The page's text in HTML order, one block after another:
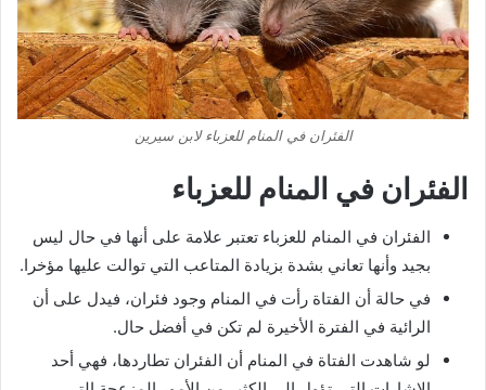
الفئران في المنام للعزباء لابن سيرين
الفئران في المنام للعزباء
الفئران في المنام للعزباء تعتبر علامة على أنها في حال ليس
بجيد وأنها تعاني بشدة بزيادة المتاعب التي توالت عليها مؤخرا.
في حالة أن الفتاة رأت في المنام وجود فئران، فيدل على أن
الرائية في الفترة الأخيرة لم تكن في أفضل حال.
لو شاهدت الفتاة في المنام أن الفئران تطاردها، فهي أحد